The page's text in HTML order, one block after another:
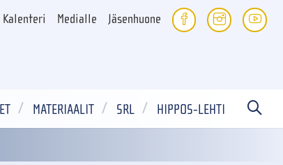
Kalenteri Medialle Jäsenhuone
MATERIAALIT SRL HIPPOS-LEHTI